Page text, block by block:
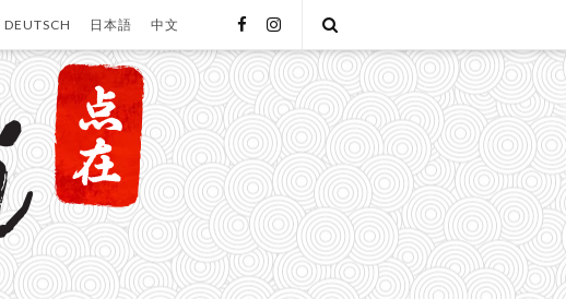
DEUTSCH 日本語 中文 facebookinstagram
Search